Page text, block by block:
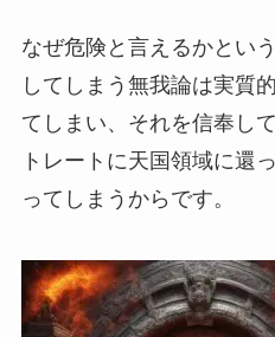
なぜ危険と言えるかとい
してしまう無我論は実質
てしまい、それを信奉し
トレートに天国領域に還
ってしまうからです。